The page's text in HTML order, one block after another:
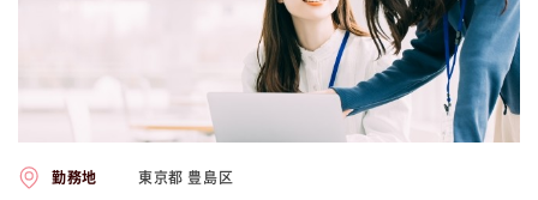
勤務地 東京都 豊島区